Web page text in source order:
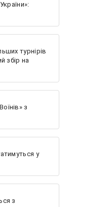
турнірів
збір на
з
у
з